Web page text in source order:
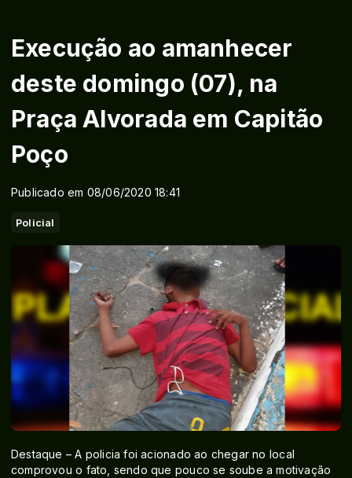
Execução ao amanhecer
deste domingo (07), na
Praça Alvorada em Capitão
Poço
Publicado em 08/06/2020 18:41
Policial
Destaque – A policia foi acionado ao chegar no local
comprovou o fato, sendo que pouco se soube a motivação